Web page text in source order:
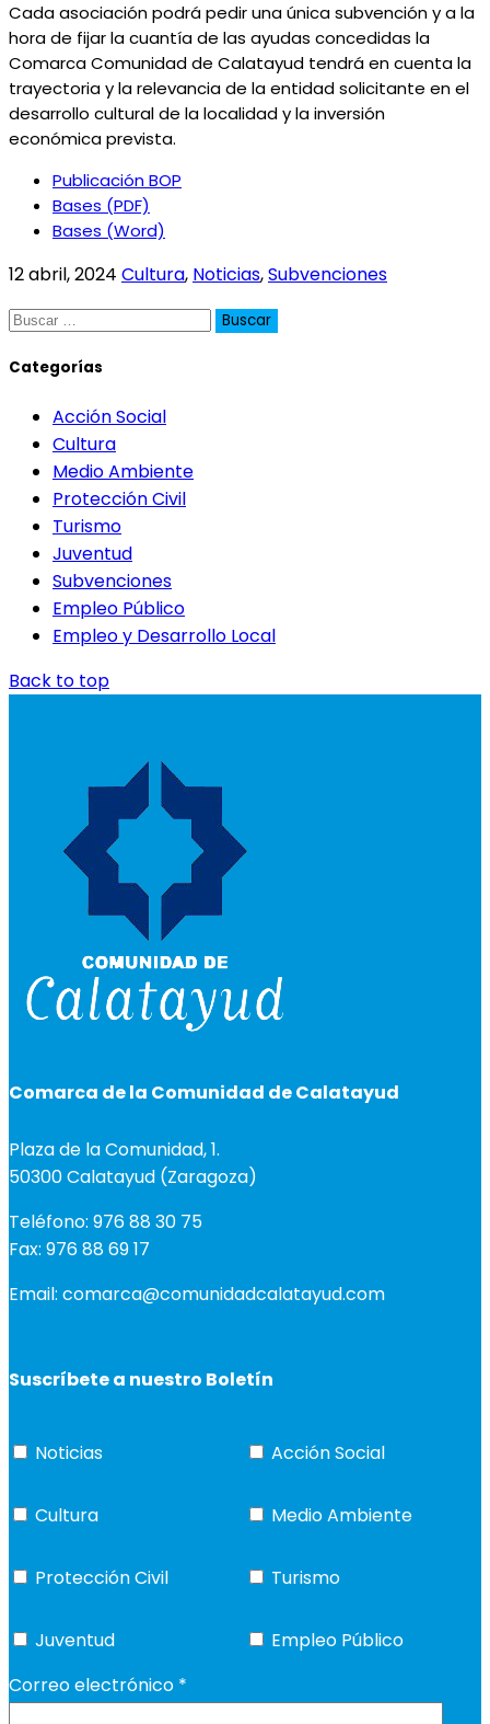
Cada asociación podrá pedir una única subvención y a la
hora de fijar la cuantía de las ayudas concedidas la
Comarca Comunidad de Calatayud tendrá en cuenta la
trayectoria y la relevancia de la entidad solicitante en el
desarrollo cultural de la localidad y la inversión
económica prevista.
Publicación BOP
Bases (PDF)
Bases (Word)
12 abril, 2024 Cultura, Noticias,Subvenciones
Buscar:
Categorías
Acción Social
Cultura
Medio Ambiente
Protección Civil
Turismo
Juventud
Subvenciones
Empleo Público
Empleo y Desarrollo Local
Back to top
Comarca de la Comunidad de Calatayud
Plaza de la Comunidad, 1.
50300 Calatayud (Zaragoza)
Teléfono: 976 88 30 75
Fax: 976 88 69 17
Email: comarca@comunidadcalatayud.com
Suscríbete a nuestro Boletín
Noticias Acción Social
Cultura Medio Ambiente
Protección Civil Turismo
Juventud
Empleo Público
Correo electrónico *